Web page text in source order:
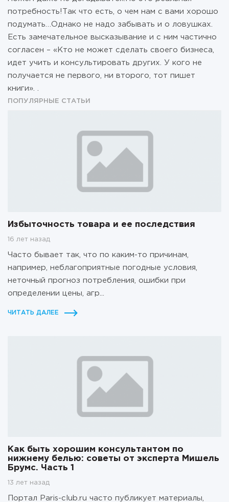
потребность!Так что есть, о чем нам с вами хорошо
подумать…Однако не надо забывать и о ловушках.
Есть замечательное высказывание и с ним частично
согласен – «Кто не может сделать своего бизнеса,
идет учить и консультировать других. У кого не
получается не первого, ни второго, тот пишет
книги». .
ПОПУЛЯРНЫЕ СТАТЬИ
Избыточность товара и ее последствия
16 лет назад
Часто бывает так, что по каким-то причинам,
например, неблагоприятные погодные условия,
неточный прогноз потребления, ошибки при
определении цены, агр...
ЧИТАТЬ ДАЛЕЕ
Как быть хорошим консультантом по
нижнему белью: советы от эксперта Мишель
Брумс. Часть 1
13 лет назад
Портал Paris-club.ru часто публикует материалы,